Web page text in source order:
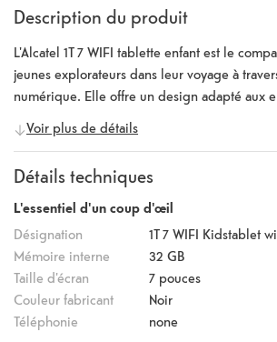
Description du produit
L'Alcatel 1T 7 WIFI tablette enfant est le
jeunes explorateurs dans leur voyage à
numérique. Elle offre un design adapté aux
robuste et des contrôles parentaux complets
environnement sûr et amusant pour les
contenus aux couleurs vives et d'une grande
d'exploitation Android et le processeur
permettent de passer facilement d'une
d'un média à l'autre. Le mode de protection
» réduit l'exposition à la lumière bleue en la
tablette. Cela permet de lutter contre la
effets sur le rythme de sommeil. Grâce à sa
2580mAh, la tablette offre une autonomie en
Voir plus de détails
Détails techniques
L'essentiel d'un coup d'œil
Désignation
1T 7 WIFI Kidstablet
Mémoire interne
32 GB
Taille d'écran
7 pouces
Couleur fabricant
Noir
Téléphonie
none